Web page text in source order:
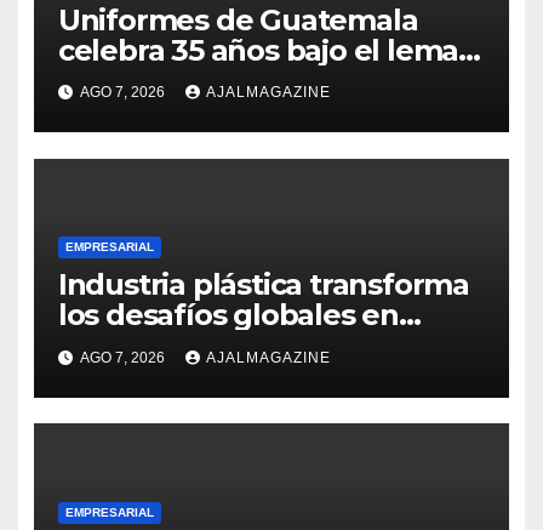
Uniformes de Guatemala
celebra 35 años bajo el lema
«Hechos para destacar» y
continúa su expansión
nacional
AGO 7, 2026 AJALMAGAZINE
EMPRESARIAL
Industria plástica transforma
los desafíos globales en
innovación y nuevas
oportunidades de negocio
AGO 7, 2026 AJALMAGAZINE
EMPRESARIAL